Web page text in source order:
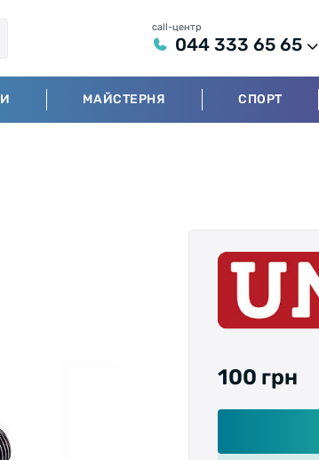
call-центр
044 333 65 65
МАЙСТЕРНЯ СПОРТ
100 грн